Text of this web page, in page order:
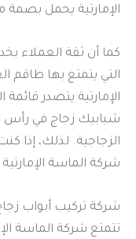
الإمارتية يحمل بصمة
كما أن ثقة العملاء
التي يتمتع بها
الإمارتية يتصدر
شبابيك زجاج في رأس
الزجاجية. لذلك، إذا
شركة الماسة الإمارتية
شركة تركيب أبواب
تتمتع شركة الماسة